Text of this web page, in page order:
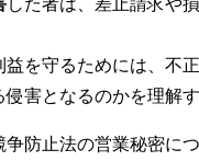
した者は、差止請求や
を守るためには、不
害となるのかを理解
争防止法の営業秘密に